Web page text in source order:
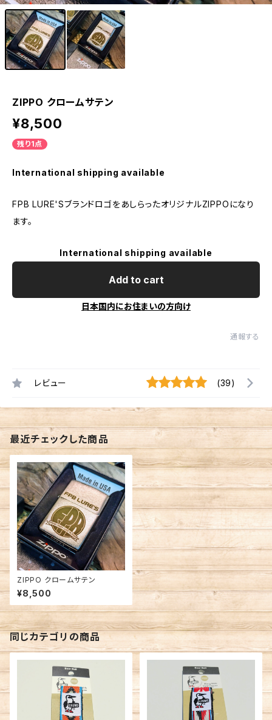
ZIPPO クロームサテン
¥8,500
残り1点
International shipping available
FPB LURE'SブランドロゴをあしらったオリジナルZIPPOになり
ます。
International shipping available
Add to cart
日本国内にお住まいの方向け
通報する
レビュー (39)
最近チェックした商品
ZIPPO クロームサテン
¥8,500
同じカテゴリの商品